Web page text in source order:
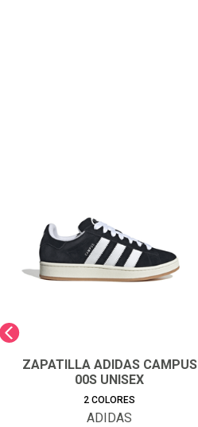
ZAPATILLA ADIDAS CAMPUS
00S UNISEX
2 COLORES
ADIDAS